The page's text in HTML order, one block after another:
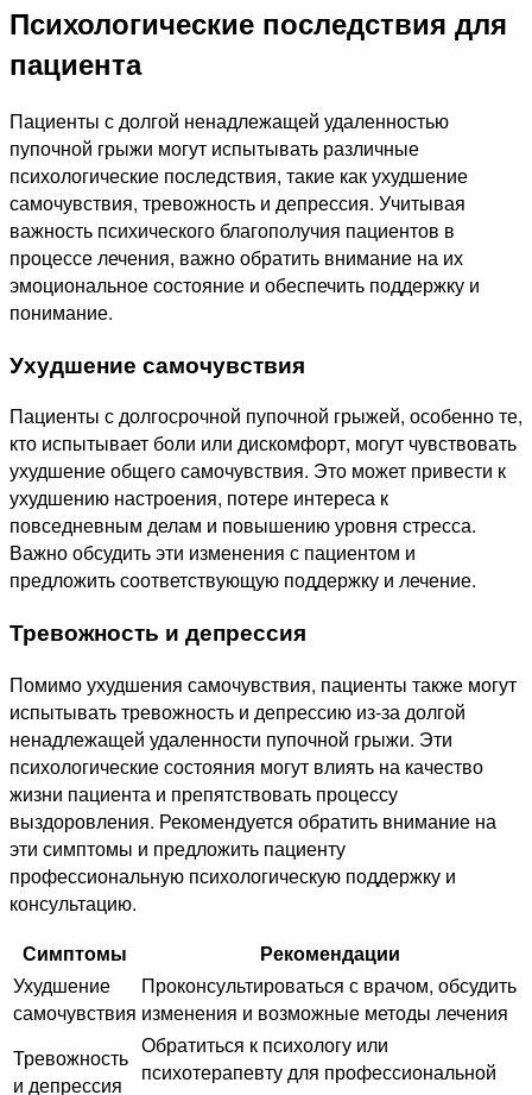
Психологические последствия для
пациента
Пациенты с долгой ненадлежащей удаленностью
пупочной грыжи могут испытывать различные
психологические последствия, такие как ухудшение
самочувствия, тревожность и депрессия. Учитывая
важность психического благополучия пациентов в
процессе лечения, важно обратить внимание на их
эмоциональное состояние и обеспечить поддержку и
понимание.
Ухудшение самочувствия
Пациенты с долгосрочной пупочной грыжей, особенно те,
кто испытывает боли или дискомфорт, могут чувствовать
ухудшение общего самочувствия. Это может привести к
ухудшению настроения, потере интереса к
повседневным делам и повышению уровня стресса.
Важно обсудить эти изменения с пациентом и
предложить соответствующую поддержку и лечение.
Тревожность и депрессия
Помимо ухудшения самочувствия, пациенты также могут
испытывать тревожность и депрессию из-за долгой
ненадлежащей удаленности пупочной грыжи. Эти
психологические состояния могут влиять на качество
жизни пациента и препятствовать процессу
выздоровления. Рекомендуется обратить внимание на
эти симптомы и предложить пациенту
профессиональную психологическую поддержку и
консультацию.
Симптомы
Рекомендации
Ухудшение
самочувствия
Проконсультироваться с врачом, обсудить
изменения и возможные методы лечения
Тревожность
и депрессия
Обратиться к психологу или
психотерапевту для профессиональной